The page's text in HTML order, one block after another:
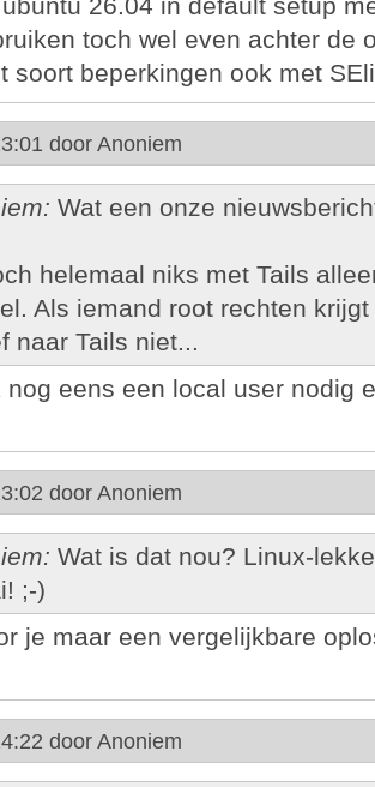
26.04 in default setup
toch wel even achter de
soort beperkingen ook met
door Anoniem
Wat een onze
helemaal niks met Tails
Als iemand root rechten
naar Tails niet...
nog eens een local user nodig
door Anoniem
Wat is dat nou? Linux-
;-)
je maar een vergelijkbare
door Anoniem